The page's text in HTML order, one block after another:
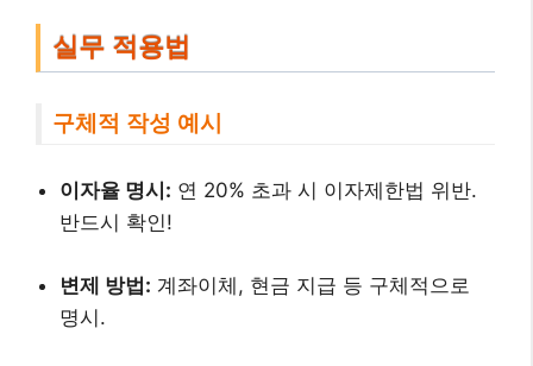
실무 적용법
구체적 작성 예시
이자율 명시: 연 20% 초과 시 이자제한법 위반.
반드시 확인!
변제 방법: 계좌이체, 현금 지급 등 구체적으로
명시.